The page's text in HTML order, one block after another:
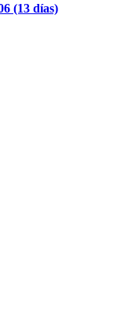
(13 días)